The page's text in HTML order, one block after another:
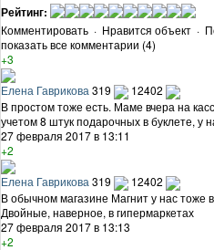
Рейтинг:
Комментировать · Нравится объект ·
показать все комментарии (4)
+3
Елена Гаврикова 319
12402
В простом тоже есть. Маме вчера на
учетом 8 штук подарочных в буклете, у
27 февраля 2017 в 13:11
+2
Елена Гаврикова 319
12402
В обычном магазине Магнит у нас тоже
Двойные, наверное, в гипермаркетах
27 февраля 2017 в 13:13
+2